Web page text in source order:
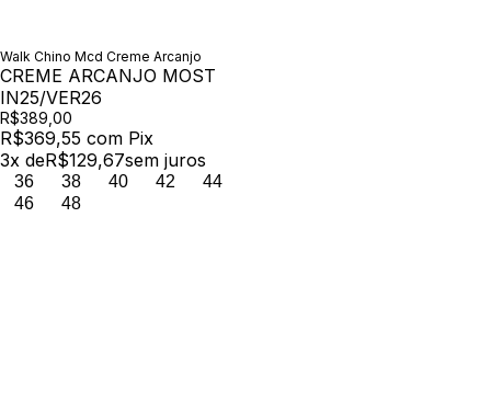
Walk Chino Mcd Creme Arcanjo
CREME ARCANJO MOST
IN25/VER26
R$389,00
R$369,55 com Pix
3x deR$129,67sem juros
36 38 40 42
44
46
48